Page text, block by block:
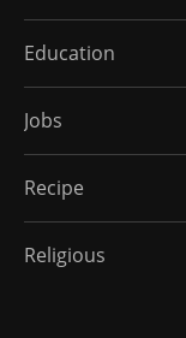
Education
Jobs
Recipe
Religious